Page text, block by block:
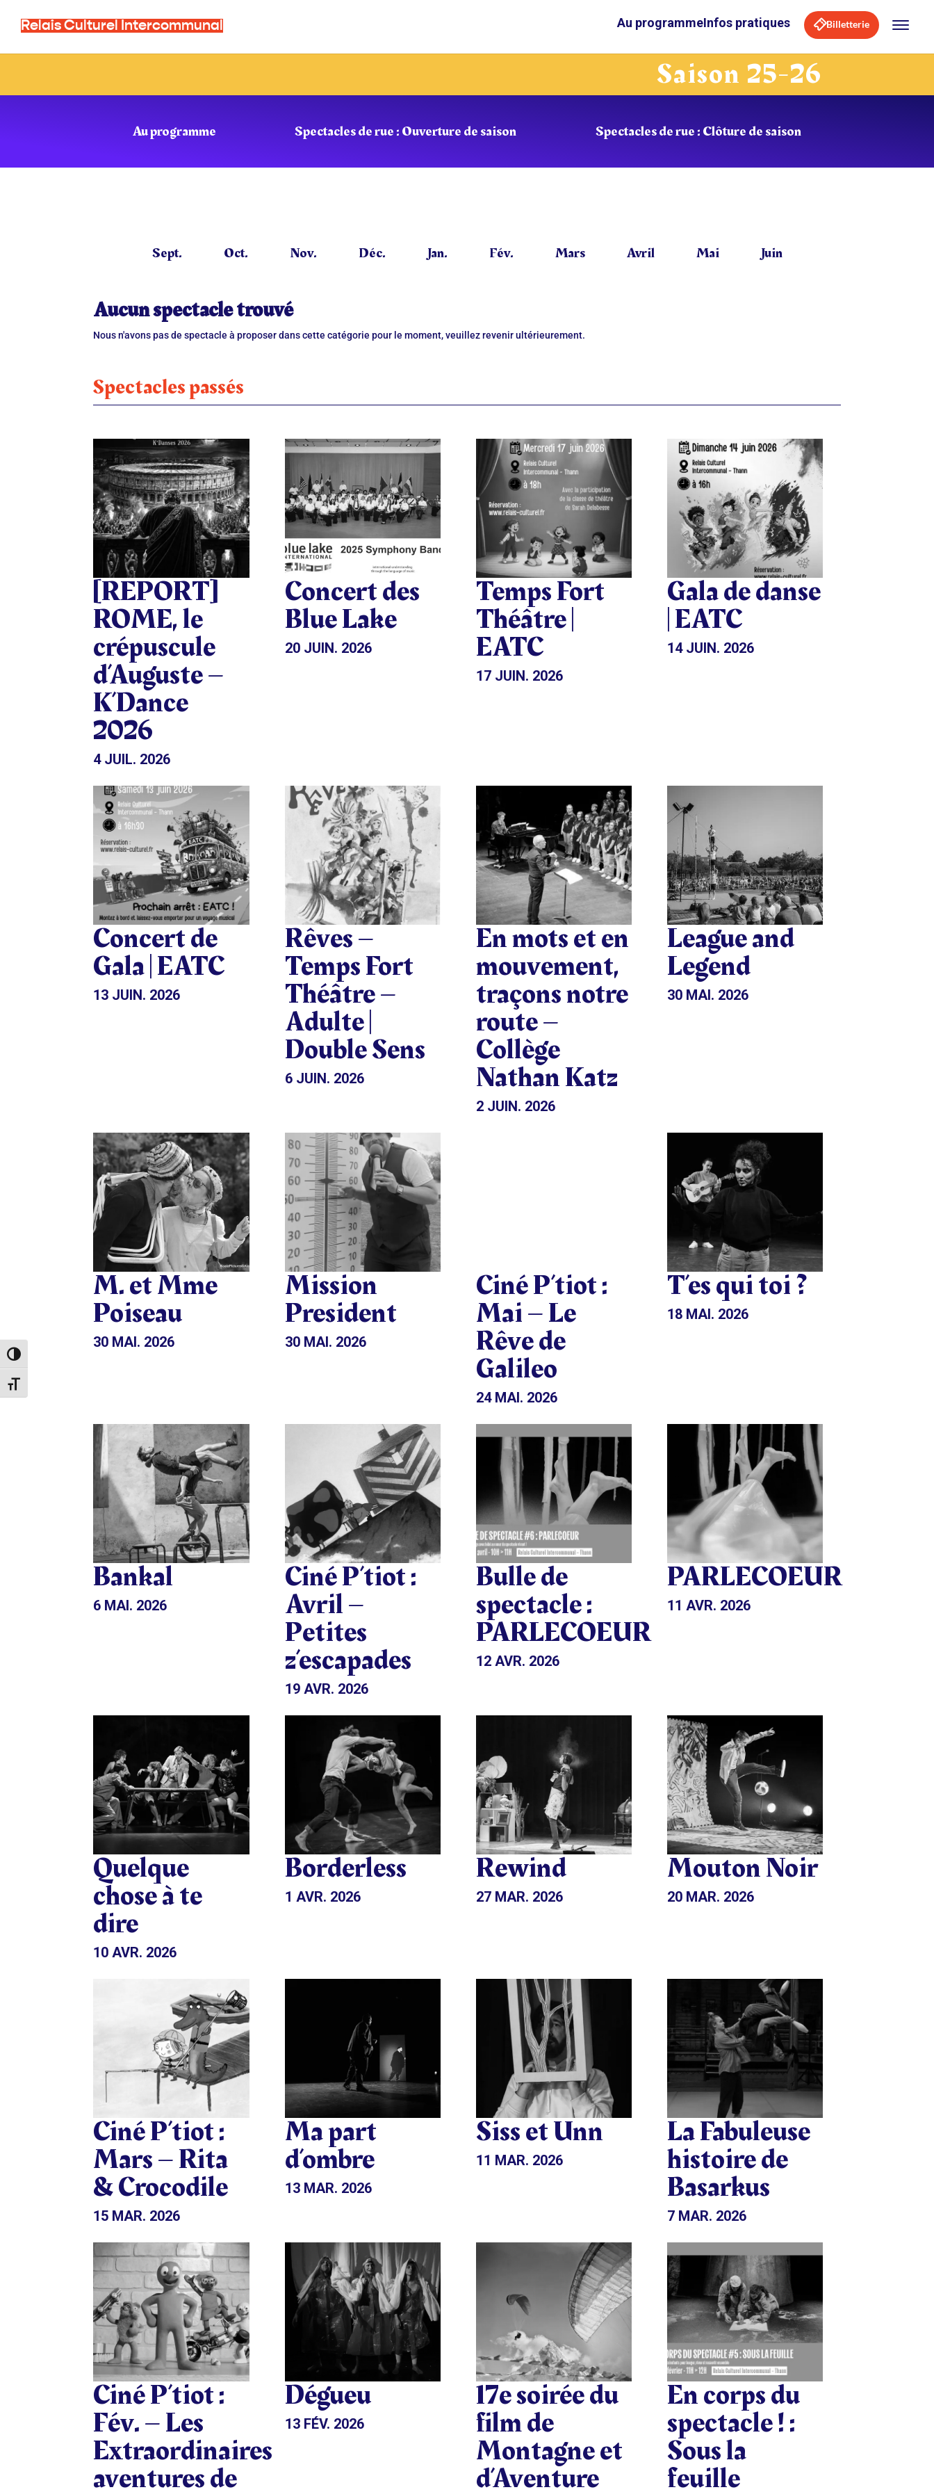
navigation
Passer en contraste élevé
Changer la taille de la police
Relais Culturel Intercommunal Au programmeInfos pratiques Billetterie
Saison 25-26
Au programme Spectacles de rue : Ouverture de saison Spectacles de rue : Clôture de saison
Sept. Oct. Nov. Déc. Jan. Fév. Mars Avril Mai Juin
Aucun spectacle trouvé
Nous n'avons pas de spectacle à proposer dans cette catégorie pour le moment, veuillez revenir ultérieurement.
Spectacles passés
[REPORT]
ROME, le
crépuscule
d’Auguste –
K’Dance
2026
4 JUIL. 2026
Concert des
Blue Lake
20 JUIN. 2026
Temps Fort
Théâtre |
EATC
17 JUIN. 2026
Gala de danse
| EATC
14 JUIN. 2026
Concert de
Gala | EATC
13 JUIN. 2026
Rêves –
Temps Fort
Théâtre –
Adulte |
Double Sens
6 JUIN. 2026
En mots et en
mouvement,
traçons notre
route –
Collège
Nathan Katz
2 JUIN. 2026
League and
Legend
30 MAI. 2026
M. et Mme
Poiseau
30 MAI. 2026
Mission
President
30 MAI. 2026
Ciné P’tiot :
Mai – Le
Rêve de
Galileo
24 MAI. 2026
T’es qui toi ?
18 MAI. 2026
Bankal
6 MAI. 2026
Ciné P’tiot :
Avril –
Petites
z’escapades
19 AVR. 2026
Bulle de
spectacle :
PARLECOEUR
12 AVR. 2026
PARLECOEUR
11 AVR. 2026
Quelque
chose à te
dire
10 AVR. 2026
Borderless
1 AVR. 2026
Rewind
27 MAR. 2026
Mouton Noir
20 MAR. 2026
Ciné P’tiot :
Mars – Rita
& Crocodile
15 MAR. 2026
Ma part
d’ombre
13 MAR. 2026
Siss et Unn
11 MAR. 2026
La Fabuleuse
histoire de
Basarkus
7 MAR. 2026
Ciné P’tiot :
Fév. – Les
Extraordinaires
aventures de
Dégueu
13 FÉV. 2026
17e soirée du
film de
Montagne et
d’Aventure
En corps du
spectacle ! :
Sous la
feuille